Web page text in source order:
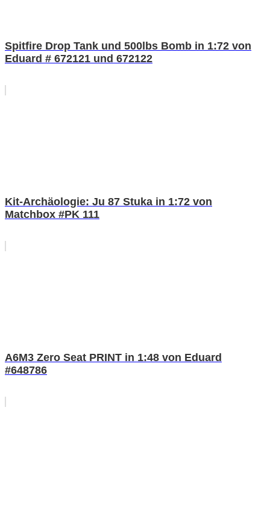
Spitfire Drop Tank und 500lbs Bomb in 1:72 von
Eduard # 672121 und 672122
Kit-Archäologie: Ju 87 Stuka in 1:72 von
Matchbox #PK 111
A6M3 Zero Seat PRINT in 1:48 von Eduard
#648786